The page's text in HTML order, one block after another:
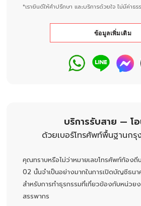
*เรายินดีให้คำปรึกษา และบริการด้วยใจ ไม่มีค่าธ
ข้อมูลเพิ่มเติม
บริการรับสาย — โ
ด้วยเบอร์โทรศัพท์พื้นฐานกรุ
คุณทราบหรือไม่ว่าหมายเลขโทรศัพท์ท้องถิ่
02 นั้นจำเป็นอย่างมากในการเปิดบัญชีธนา
สำหรับการทำธุรกรรมที่เกี่ยวข้องกับหน่วย
สรรพากร